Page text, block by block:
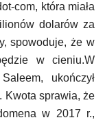
com, która miała
dolarów za
spowoduje, że w
w cieniu.W
ukończył
Kwota sprawia, że
w 2017 r.,